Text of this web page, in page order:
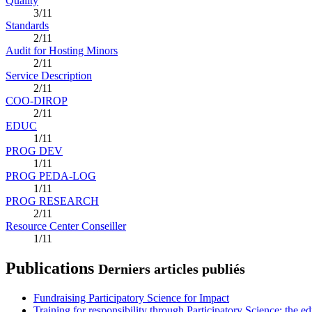
3/11
Standards
2/11
Audit for Hosting Minors
2/11
Service Description
2/11
COO-DIROP
2/11
EDUC
1/11
PROG DEV
1/11
PROG PEDA-LOG
1/11
PROG RESEARCH
2/11
Resource Center Conseiller
1/11
Publications Derniers articles publiés
Fundraising Participatory Science for Impact